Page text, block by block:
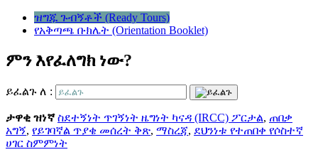
ዝግጁ ጉብኝቶች (Ready Tours)
የአቅጣጫ ቡክሌት (Orientation Booklet)
ምን እየፈለግክ ነው?
ይፈልጉ ለ :
ታዋቂ ዝነኛ ስደተኝነት ጥገኝነት ዜግነት ካናዳ (IRCC) ፖርታል, ጠበቃ
አግኝ, የይገባኛል ጥያቄ መሰረት ቅጽ, ማስረጃ, ደህንነቱ የተጠበቀ የሶስተኛ
ሀገር ስምምነት